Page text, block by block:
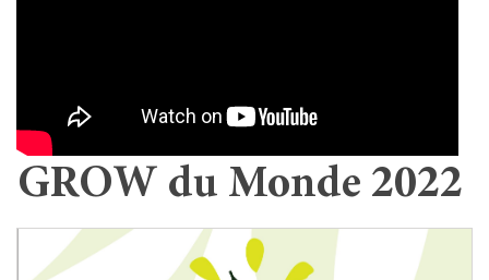
GROW du Monde 2022